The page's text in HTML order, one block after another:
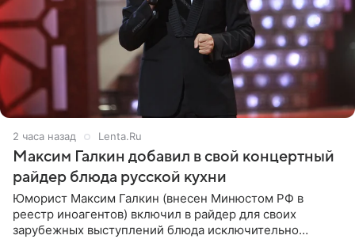
2 часа назад Lenta.Ru
Максим Галкин добавил в свой концертный
райдер блюда русской кухни
Юморист Максим Галкин (внесен Минюстом РФ в
реестр иноагентов) включил в райдер для своих
зарубежных выступлений блюда исключительно